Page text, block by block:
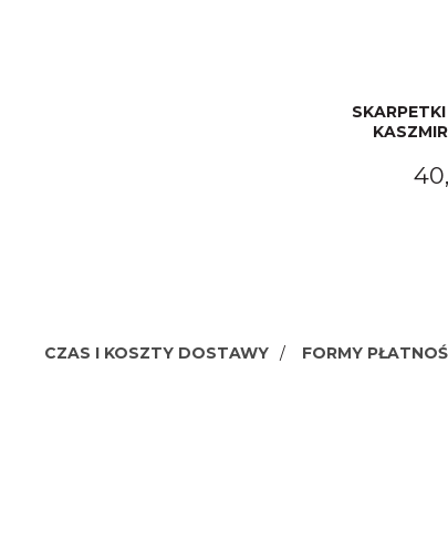
CZAS I KOSZTY DOSTAWY FORMY